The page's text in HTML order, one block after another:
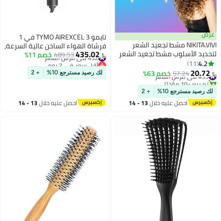
عرض
NIKITA.VIVI مشط تجعيد الشعر
لتحديد الأسلوب مشط تجعيد الشعر
الأفضل مع أسنان فرشاة الشعر
لتصفيف وتشكيل وتقليل الشد
وفصل التجاعيد للحصول على تجاعيد
محددة.
4.2
11
﷼‏20.72
57.24خصم 63% #33 في فرش الشعر
تم بيع +10 مؤخرًا
#33 في فرش الشعر
لك رصيد مسترجع 10% + 2
احصل عليه خلال 13 - 14
تايمو TYMO AIREXCEL 3 في 1
فرشاة الهواء الساخن عالية السرعة،
مصفف الشعر وفرد الشعر
﷼‏435.02
489.53خصم 11% #32 في فرش الشعر
أقل سعر في 7 يوم
#32 في فرش الشعر
لك رصيد مسترجع 10% + 2
احصل عليه خلال 13 - 14